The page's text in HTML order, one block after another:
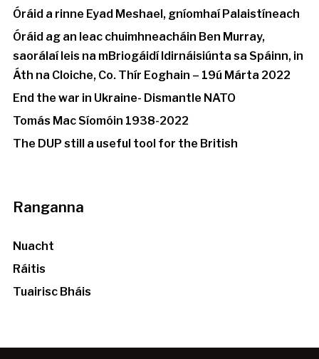
Óráid a rinne Eyad Meshael, gníomhaí Palaistíneach
Óráid ag an leac chuimhneacháin Ben Murray,
saorálaí leis na mBriogáidí Idirnáisiúnta sa Spáinn, in
Áth na Cloiche, Co. Thír Eoghain – 19ú Márta 2022
End the war in Ukraine- Dismantle NATO
Tomás Mac Síomóin 1938-2022
The DUP still a useful tool for the British
Ranganna
Nuacht
Ráitis
Tuairisc Bháis